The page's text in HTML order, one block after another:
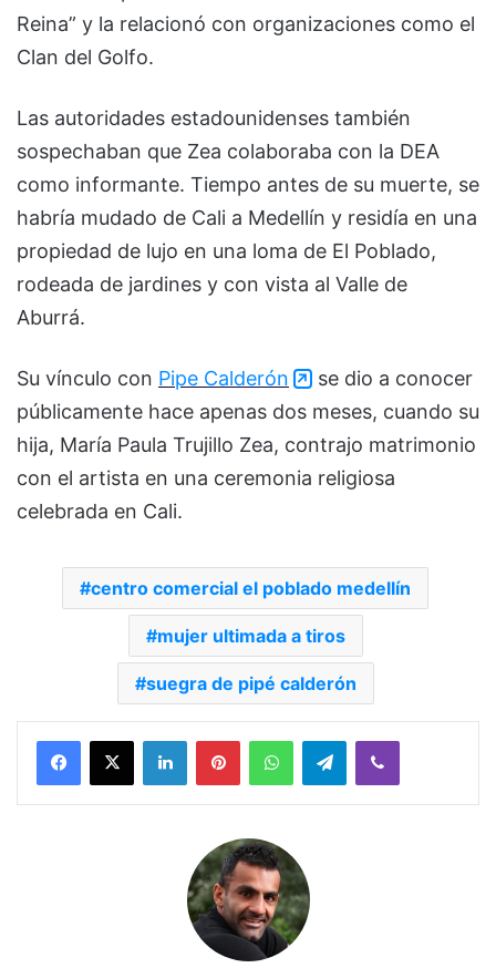
Reina” y la relacionó con organizaciones como el
Clan del Golfo.
Las autoridades estadounidenses también
sospechaban que Zea colaboraba con la DEA
como informante. Tiempo antes de su muerte, se
habría mudado de Cali a Medellín y residía en una
propiedad de lujo en una loma de El Poblado,
rodeada de jardines y con vista al Valle de
Aburrá.
Su vínculo con Pipe Calderón
se dio a conocer
públicamente hace apenas dos meses, cuando su
hija, María Paula Trujillo Zea, contrajo matrimonio
con el artista en una ceremonia religiosa
celebrada en Cali.
centro comercial el poblado medellín
mujer ultimada a tiros
suegra de pipé calderón
Facebook
X LinkedInPinterestWhatsAppTelegramViber